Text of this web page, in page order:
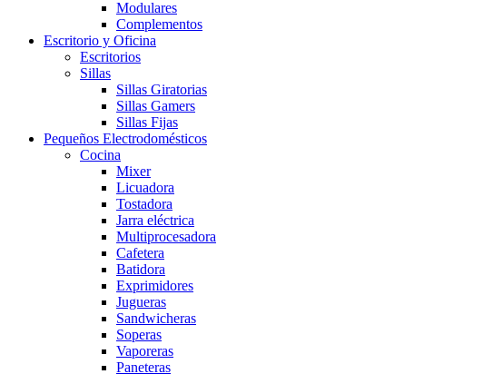
Modulares
Complementos
Escritorio y Oficina
Escritorios
Sillas
Sillas Giratorias
Sillas Gamers
Sillas Fijas
Pequeños Electrodomésticos
Cocina
Mixer
Licuadora
Tostadora
Jarra eléctrica
Multiprocesadora
Cafetera
Batidora
Exprimidores
Jugueras
Sandwicheras
Soperas
Vaporeras
Paneteras